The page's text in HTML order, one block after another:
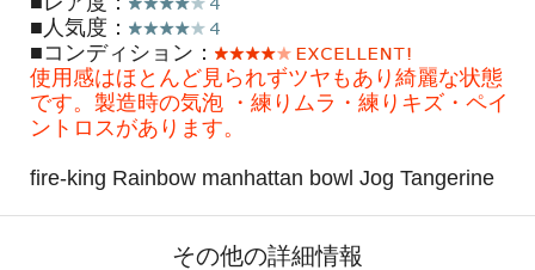
■人気度：
■コンディション：
使用感はほとんど見られずツヤもあり綺麗な状態
です。製造時の気泡 ・練りムラ・練りキズ・ペイ
ントロスがあります。
fire-king Rainbow manhattan bowl Jog Tangerine
その他の詳細情報